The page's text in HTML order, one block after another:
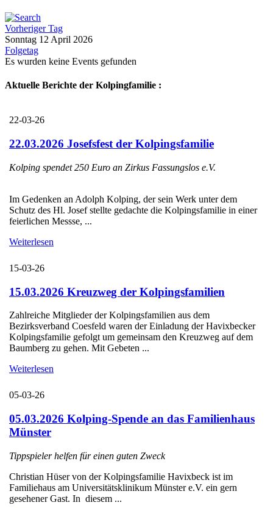
Vorheriger Tag
Sonntag 12 April 2026
Folgetag
Es wurden keine Events gefunden
Aktuelle Berichte der Kolpingfamilie :
22-03-26
22.03.2026 Josefsfest der Kolpingsfamilie
Kolping spendet 250 Euro an Zirkus Fassungslos e.V.
Im Gedenken an Adolph Kolping, der sein Werk unter dem
Schutz des Hl. Josef stellte gedachte die Kolpingsfamilie in einer
feierlichen Messse, ...
Weiterlesen
15-03-26
15.03.2026 Kreuzweg der Kolpingsfamilien
Zahlreiche Mitglieder der Kolpingsfamilien aus dem
Bezirksverband Coesfeld waren der Einladung der Havixbecker
Kolpingsfamilie gefolgt um gemeinsam den Kreuzweg auf dem
Baumberg zu gehen. Mit Gebeten ...
Weiterlesen
05-03-26
05.03.2026 Kolping-Spende an das Familienhaus
Münster
Tippspieler helfen für einen guten Zweck
Christian Hüser von der Kolpingsfamilie Havixbeck ist im
Familiehaus am Universitätsklinikum Münster e.V. ein gern
gesehener Gast. In diesem ...